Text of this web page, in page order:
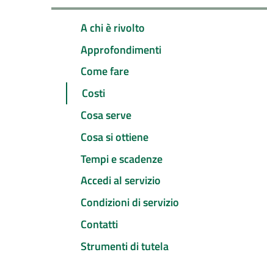
A chi è rivolto
Approfondimenti
Come fare
Costi
Cosa serve
Cosa si ottiene
Tempi e scadenze
Accedi al servizio
Condizioni di servizio
Contatti
Strumenti di tutela